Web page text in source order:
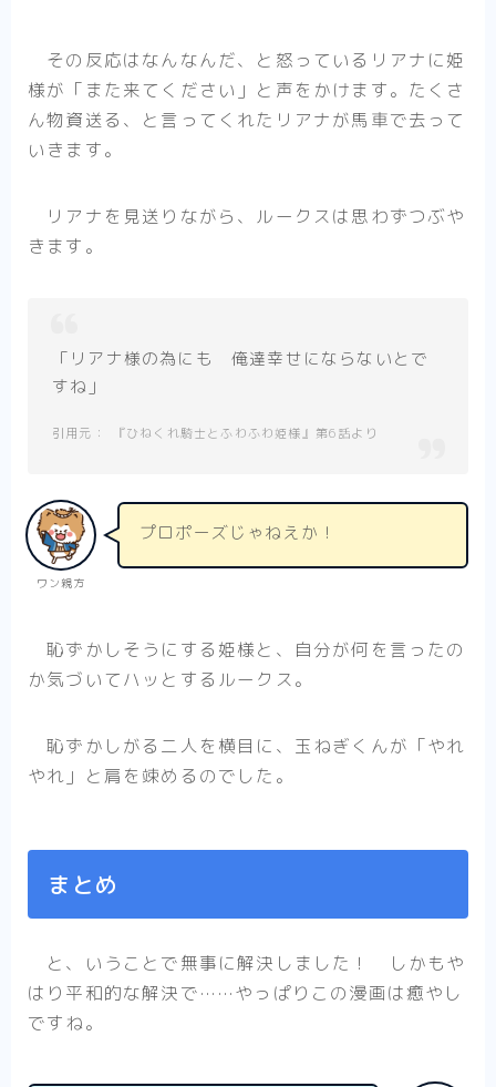
その反応はなんなんだ、と怒っているリアナに姫
様が「また来てください」と声をかけます。たくさ
ん物資送る、と言ってくれたリアナが馬車で去って
いきます。
リアナを見送りながら、ルークスは思わずつぶや
きます。
「リアナ様の為にも 俺達幸せにならないとで
すね」
『ひねくれ騎士とふわふわ姫様』第6話より
ワン親方
プロポーズじゃねえか！
恥ずかしそうにする姫様と、自分が何を言ったの
か気づいてハッとするルークス。
恥ずかしがる二人を横目に、玉ねぎくんが「やれ
やれ」と肩を竦めるのでした。
まとめ
と、いうことで無事に解決しました！ しかもや
はり平和的な解決で……やっぱりこの漫画は癒やし
ですね。